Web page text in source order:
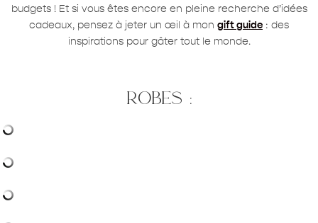
budgets ! Et si vous êtes encore en pleine recherche d’idées
cadeaux, pensez à jeter un œil à mon gift guide : des
inspirations pour gâter tout le monde.
robes :